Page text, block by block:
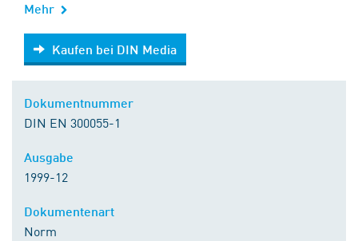
Mehr
Kaufen bei DIN Media
Kaufen bei DIN Media
DIN EN 300055-1
1999-12
Norm